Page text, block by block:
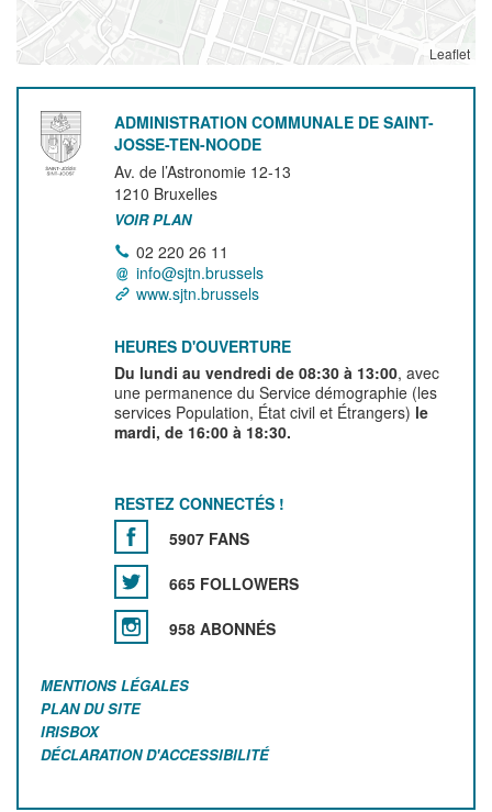
Leaflet
ADMINISTRATION COMMUNALE DE SAINT-
JOSSE-TEN-NOODE
Av. de l’Astronomie 12-13
1210 Bruxelles
VOIR PLAN
02 220 26 11
info@sjtn.brussels
www.sjtn.brussels
HEURES D'OUVERTURE
Du lundi au vendredi de 08:30 à 13:00, avec
une permanence du Service démographie (les
services Population, État civil et Étrangers) le
mardi, de 16:00 à 18:30.
RESTEZ CONNECTÉS !
5907 FANS
665 FOLLOWERS
958 ABONNÉS
MENTIONS LÉGALES
PLAN DU SITE
IRISBOX
DÉCLARATION D'ACCESSIBILITÉ